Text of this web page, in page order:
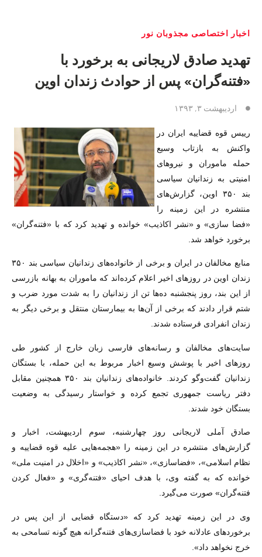
اخبار اختصاصی مجذوبان نور
تهدید صادق لاریجانی به برخورد با
«فتنه‌گران» پس از حوادث زندان اوین
اردیبهشت ۳, ۱۳۹۳
رییس قوه قضاییه ایران در
واکنش به بازتاب وسیع
حمله ماموران و نیروهای
امنیتی به زندانیان سیاسی
بند ۳۵۰ اوین، گزارش‌های
منتشره در این زمینه را
«فضا سازی» و «نشر اکاذیب» خوانده و تهدید کرد که با «فتنه‌گران»
برخورد خواهد شد.
منابع مخالفان در ایران و برخی از خانواده‌های زندانیان سیاسی بند ۳۵۰
زندان اوین در روزهای اخیر اعلام کرده‌اند که ماموران به بهانه بازرسی
از این بند، روز پنجشنبه ده‌ها تن از زندانیان را به شدت مورد ضرب و
شتم قرار دادند که برخی از آن‌ها به بیمارستان منتقل و برخی دیگر به
زندان انفرادی فرستاده شدند.
سایت‌های مخالفان و رسانه‌های فارسی زبان خارج از کشور طی
روزهای اخیر با پوشش وسیع اخبار مربوط به این حمله، با بستگان
زندانیان گفت‌وگو کردند. خانواده‌های زندانیان بند ۳۵۰ همچنین مقابل
دفتر ریاست جمهوری تجمع کرده و خواستار رسیدگی به وضعیت
بستگان خود شدند.
صادق آملی لاریجانی روز چهارشنبه، سوم اردیبهشت، اخبار و
گزارش‌های منتشره در این زمینه را «هجمه‌هایی علیه قوه قضاییه و
نظام اسلامی»، «فضاسازی»، «نشر اکاذیب» و «اخلال در امنیت ملی»
خوانده که به گفته وی، با هدف احیای «فتنه‌گری» و «فعال کردن
فتنه‌گران» صورت می‌گیرد.
وی در این زمینه تهدید کرد که «دستگاه قضایی از این پس در
برخوردهای عادلانه خود با فضاسازی‌های فتنه‌گرانه هیچ گونه تسامحی به
خرج نخواهد داد».